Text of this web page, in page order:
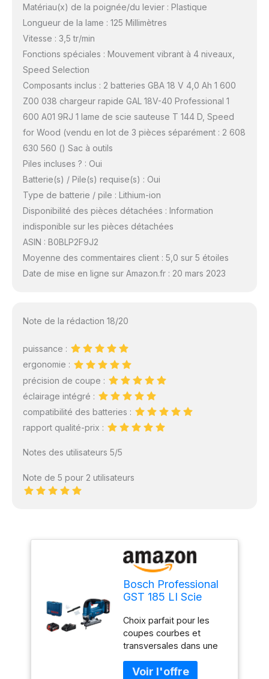
Matériau(x) de la poignée/du levier : Plastique
Longueur de la lame : 125 Millimètres
Vitesse : 3,5 tr/min
Fonctions spéciales : Mouvement vibrant à 4 niveaux,
Speed Selection
Composants inclus : 2 batteries GBA 18 V 4,0 Ah 1 600
Z00 038 chargeur rapide GAL 18V-40 Professional 1
600 A01 9RJ 1 lame de scie sauteuse T 144 D, Speed
for Wood (vendu en lot de 3 pièces séparément : 2 608
630 560 () Sac à outils
Piles incluses ? : Oui
Batterie(s) / Pile(s) requise(s) : Oui
Type de batterie / pile : Lithium-ion
Disponibilité des pièces détachées : Information
indisponible sur les pièces détachées
ASIN : B0BLP2F9J2
Moyenne des commentaires client : 5,0 sur 5 étoiles
Date de mise en ligne sur Amazon.fr : 20 mars 2023
Note de la rédaction 18/20
puissance :
ergonomie :
précision de coupe :
éclairage intégré :
compatibilité des batteries :
rapport qualité-prix :
Notes des utilisateurs 5/5
Note de 5 pour 2 utilisateurs
Bosch Professional
GST 185 LI Scie
V, batterie 2 x 4,0
Ah, chargeur, 0-
3500 course/min,
profondeur de
coupe dans le bois :
Choix parfait pour les
coupes courbes et
transversales dans une
Puissant moteur sans